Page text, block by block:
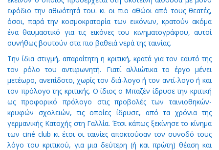
εφόδιο την αθωότητά του. κι οι πιο αθώοι από τους θεατές,
όσοι, παρά την κοσμοκρατορία των εικόνων, κρατούν ακόμα
ένα θαυμαστικό για τις εικόνες του κινηματογράφου, αυτοί
συνήθως βουτούν στα πιο βαθειά νερά της ταινίας.
Την ίδια στιγμή, απαραίτητη η κριτική, κρατά για τον εαυτό της
τον ρόλο του αντιφωνητή. Γιατί αλλιώτικα το έργο μένει
μετέωρο, ανεπίδοτο, χωρίς τον διά-λογο ή τον αντί-λογο ή και
τον πρόλογο της κριτικής. Ο ίδιος ο Μπαζέν ίδρυσε την κριτική
ως προφορικό πρόλογο στις προβολές των ταινιοθηκών-
κρυφών σχολειών, τις οποίες ίδρυσε, από τα χρόνια της
γερμανικής Κατοχής στη Γαλλία. Έτσι κάπως ξεκίνησε το κίνημα
των ciné club κι έτσι οι ταινίες αποκτούσαν τον συνοδό τους
λόγο του κριτικού, για μια δεύτερη (ή και πρώτη) θέαση και